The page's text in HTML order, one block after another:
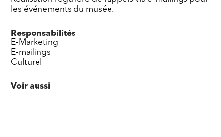
les événements du musée.
Responsabilités
E-Marketing
E-mailings
Culturel
Voir aussi